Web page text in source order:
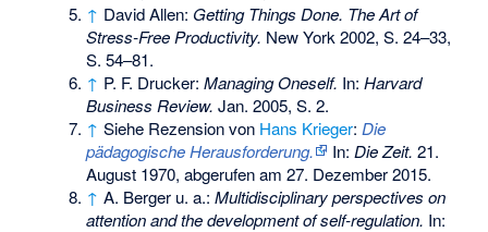
↑ David Allen: Getting Things Done. The Art of
Stress-Free Productivity. New York 2002, S. 24–33,
S. 54–81.
↑ P. F. Drucker:Managing Oneself. In:Harvard
Business Review. Jan. 2005, S. 2.
↑ Siehe Rezension von Hans Krieger:Die
pädagogische Herausforderung.
In:Die Zeit. 21.
August 1970, abgerufen am 27. Dezember 2015.
↑ A. Berger u. a.:Multidisciplinary perspectives on
attention and the development of self-regulation. In: